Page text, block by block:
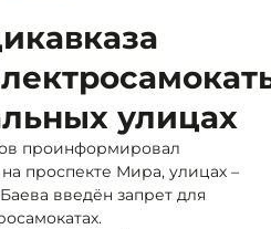
улицах
проинформировал
проспекте Мира, улицах –
введён запрет для